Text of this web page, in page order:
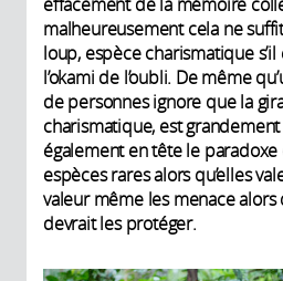
effacement de la mémoire
malheureusement cela ne
loup, espèce charismatique s’il
l’okami de l’oubli. De même
de personnes ignore que la
charismatique, est
également en tête le
espèces rares alors qu’elles
valeur même les menace alors
devrait les protéger.